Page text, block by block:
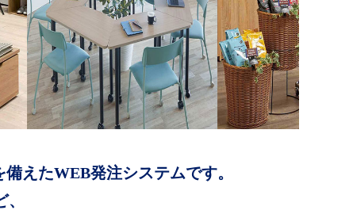
えたWEB発注システムです。